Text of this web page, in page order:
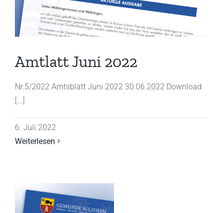
Amtlatt Juni 2022
Nr.5/2022 Amtsblatt Juni 2022 30.06.2022 Download
[...]
6. Juli 2022
Weiterlesen